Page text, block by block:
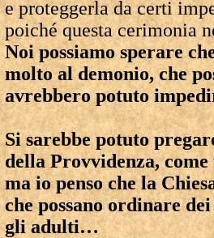
e proteggerla da certi
poiché questa cerimonia
Noi possiamo sperare
molto al demonio, che
avrebbero potuto
Si sarebbe potuto
della Provvidenza,
ma io penso che la
che possano ordinare
gli adulti…